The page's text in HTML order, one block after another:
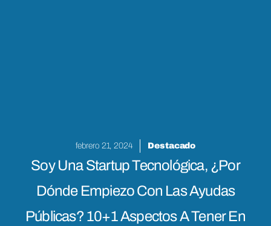
febrero 21, 2024 Destacado
Soy Una Startup Tecnológica, ¿por
Dónde Empiezo Con Las Ayudas
Públicas? 10+1 Aspectos A Tener En